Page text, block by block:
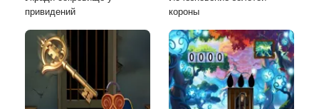
привидений
короны